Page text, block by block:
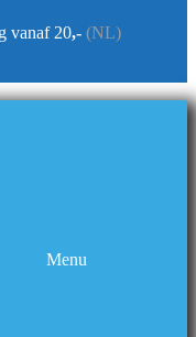
vanaf 20,- (NL)
Menu